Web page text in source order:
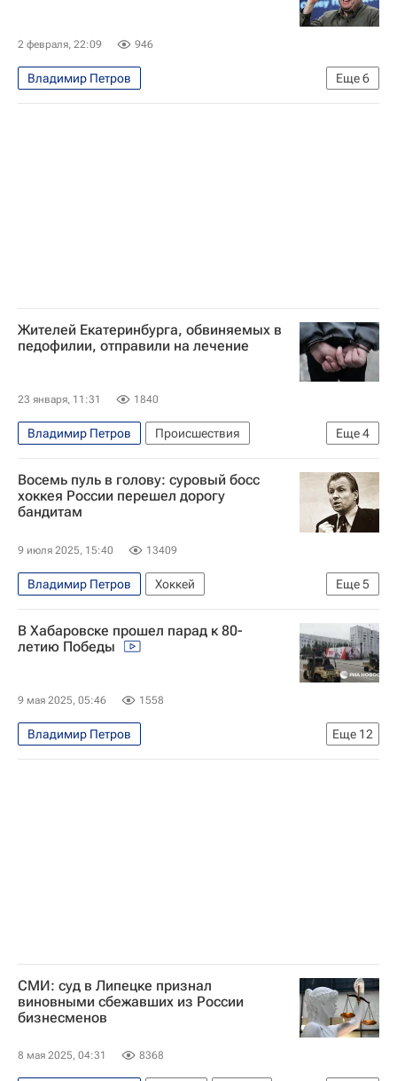
2 февраля, 22:09 946
Еще6
Владимир Петров
Специальная военная операция на Украине
Жителей Екатеринбурга, обвиняемых в
педофилии, отправили на лечение
23 января, 11:31 1840
Еще4
Владимир Петров
Происшествия
Екатеринбург
Россия
Следственный комитет России (СК РФ)
Восемь пуль в голову: суровый босс
хоккея России перешел дорогу
бандитам
9 июля 2025, 15:40 13409
Еще5
Владимир Петров
Хоккей
Федерация хоккея России (ФХР)
Вокруг спорта
Криминал
Материалы РИА Спорт
В Хабаровске прошел парад к 80-
летию Победы
9 мая 2025, 05:46 1558
Еще 12
Владимир Петров
80-летие Победы в Великой Отечественной войне
СМИ: суд в Липецке признал
виновными сбежавших из России
бизнесменов
8 мая 2025, 04:31 8368